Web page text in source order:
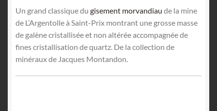
Un grand classique du gisement morvandiau de la mine
de L’Argentolle à Saint-Prix montrant une grosse masse
de galène cristallisée et non altérée accompagnée de
fines cristallisation de quartz. De la collection de
minéraux de Jacques Montandon.